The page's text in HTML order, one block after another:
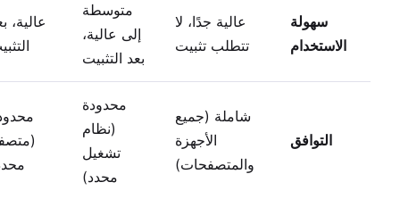
سهولة
الاستخدام
عالية جدًا، لا
تتطلب تثبيت
متوسطة
إلى عالية،
بعد التثبيت
عالية،
التوافق
شاملة (جميع
الأجهزة
والمتصفحات)
محدودة
(نظام
تشغيل
محدد)